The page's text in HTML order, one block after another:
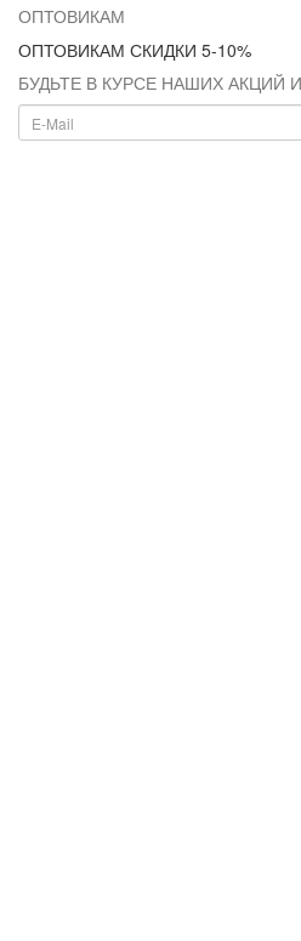
ОПТОВИКАМ
ОПТОВИКАМ СКИДКИ 5-10%
БУДЬТЕ В КУРСЕ НАШИХ АКЦИЙ